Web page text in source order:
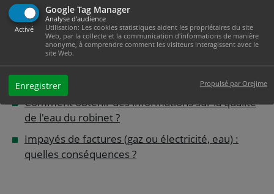
Google Tag Manager
Activé
Analyse d'audience
Utilisation: Les cookies statistiques aident les propriétaires du site
Web, par la collecte et la communication d'informations de manière
anonyme, à comprendre comment les visiteurs interagissent avec le
site Web.
Enregistrer Propulsé par Orejime
Médiateur national de l'énergie : comment y
recourir ?
Médiateur de l'eau : comment y recourir ?
facture d'eau ?
Comment obtenir des informations sur la qualité
de l'eau du robinet ?
Impayés de factures (gaz ou électricité, eau) :
quelles conséquences ?